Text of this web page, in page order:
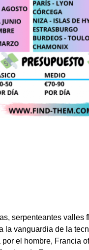
serpenteantes valles
la vanguardia de la
el hombre, Francia